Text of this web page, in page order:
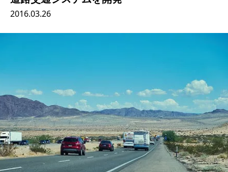
2016.03.26